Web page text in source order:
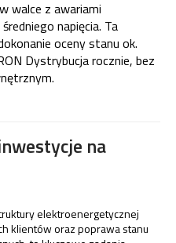
walce z awariami
napięcia. Ta
oceny stanu ok.
Dystrybucja rocznie, bez
na
elektroenergetycznej
klientów oraz poprawa stanu